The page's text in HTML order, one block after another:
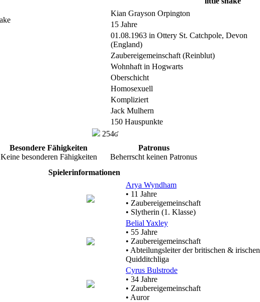
Kian Grayson Orpington
15 Jahre
01.08.1963 in Ottery St. Catchpole, Devon
(England)
Zaubereigemeinschaft (Reinblut)
Wohnhaft in Hogwarts
Oberschicht
Homosexuell
Kompliziert
Jack Mulhern
150 Hauspunkte
254ʛ
Besondere Fähigkeiten
Keine besonderen Fähigkeiten
Patronus
Beherrscht keinen Patronus
Spielerinformationen
Arya Wyndham
• 11 Jahre
• Zaubereigemeinschaft
• Slytherin (1. Klasse)
Belial Yaxley
• 55 Jahre
• Zaubereigemeinschaft
• Abteilungsleiter der britischen & irischen
Quidditchliga
Cyrus Bulstrode
• 34 Jahre
• Zaubereigemeinschaft
• Auror